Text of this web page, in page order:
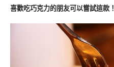
喜歡吃巧克力的朋友可以嘗試這款！